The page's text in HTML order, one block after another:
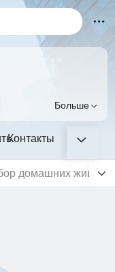
Больше
Контакты
домашних